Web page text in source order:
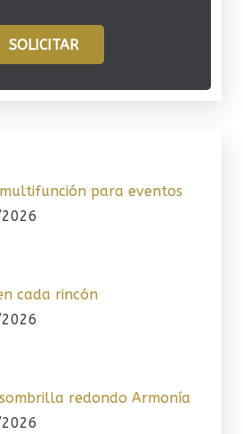
SOLICITAR
para eventos
cada rincón
redondo Armonía